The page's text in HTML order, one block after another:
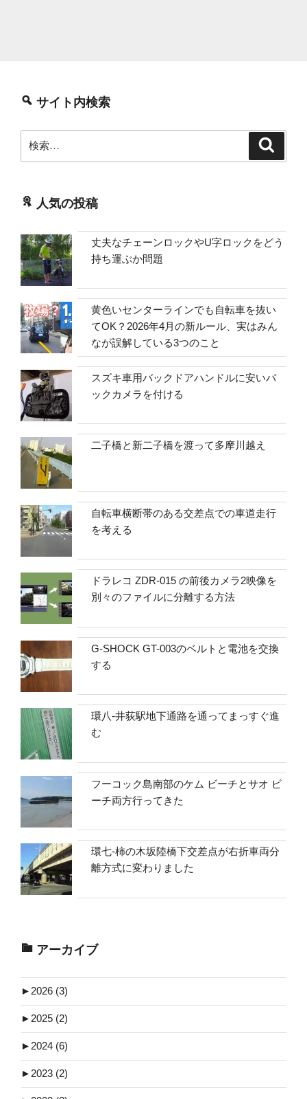
サイト内検索
索:
人気の投稿
丈夫なチェーンロックやU字ロックをどう
持ち運ぶか問題
黄色いセンターラインでも自転車を抜い
てOK？2026年4月の新ルール、実はみん
なが誤解している3つのこと
スズキ車用バックドアハンドルに安いバ
ックカメラを付ける
二子橋と新二子橋を渡って多摩川越え
自転車横断帯のある交差点での車道走行
を考える
ドラレコ ZDR-015 の前後カメラ2映像を
別々のファイルに分離する方法
G-SHOCK GT-003のベルトと電池を交換
する
環八-井荻駅地下通路を通ってまっすぐ進
む
フーコック島南部のケム ビーチとサオ ビ
ーチ両方行ってきた
環七-柿の木坂陸橋下交差点が右折車両分
離方式に変わりました
アーカイブ
►2026 (3)
►2025 (2)
►2024 (6)
►2023 (2)